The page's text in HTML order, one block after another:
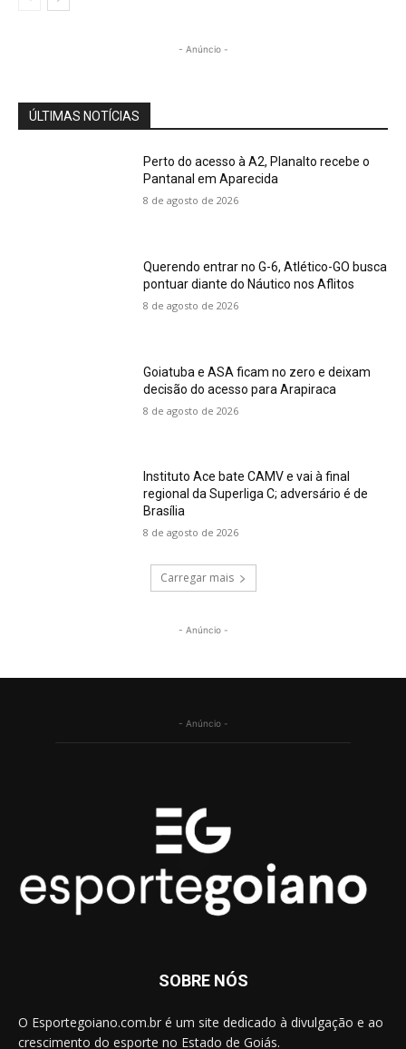
- Anúncio -
ÚLTIMAS NOTÍCIAS
Perto do acesso à A2, Planalto recebe o
Pantanal em Aparecida
8 de agosto de 2026
Querendo entrar no G-6, Atlético-GO busca
pontuar diante do Náutico nos Aflitos
8 de agosto de 2026
Goiatuba e ASA ficam no zero e deixam
decisão do acesso para Arapiraca
8 de agosto de 2026
Instituto Ace bate CAMV e vai à final
regional da Superliga C; adversário é de
Brasília
8 de agosto de 2026
Carregar mais
- Anúncio -
- Anúncio -
SOBRE NÓS
O Esportegoiano.com.br é um site dedicado à divulgação e ao
crescimento do esporte no Estado de Goiás.